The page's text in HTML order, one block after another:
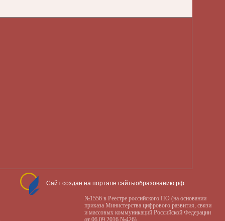
Сайт создан на портале сайтыобразованию.рф
№1556 в Реестре российского ПО (на основании
приказа Министерства цифрового развития, связи
и массовых коммуникаций Российской Федерации
от 06.09.2016 №426)